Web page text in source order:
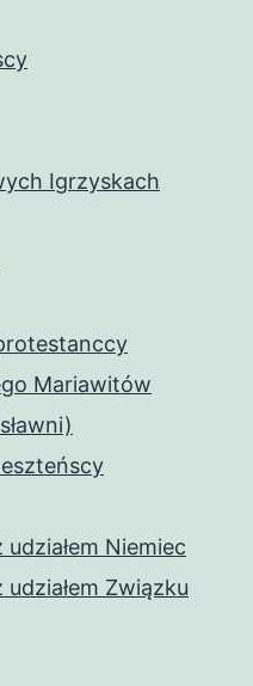
Igrzyskach
Mariawitów
Niemiec
Związku